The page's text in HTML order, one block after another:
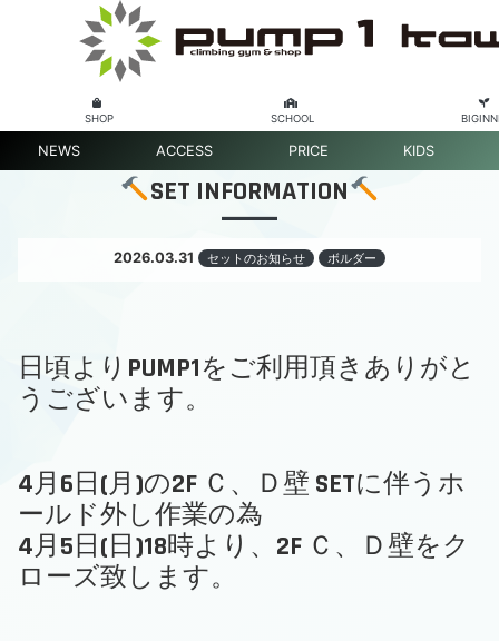
SHOP SCHOOL
NEWS ACCESS PRICE KIDS
SET INFORMATION
2026.03.31 セットのお知らせ ボルダー
日頃よりPUMP1をご利用頂きありがと
うございます。
4月6日(月)の2F Ｃ、Ｄ壁 SETに伴うホ
ールド外し作業の為
4月5日(日)18時より、2F Ｃ、Ｄ壁をク
ローズ致します。